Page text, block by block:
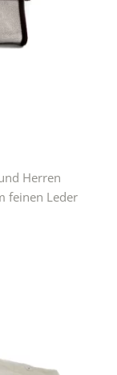
Herren
feinen Leder